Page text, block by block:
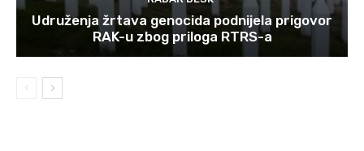
Udruženja žrtava genocida podnijela prigovor
RAK-u zbog priloga RTRS-a